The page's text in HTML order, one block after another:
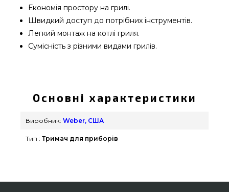
Економія простору на грилі.
Швидкий доступ до потрібних інструментів.
Легкий монтаж на котлі гриля.
Сумісність з різними видами грилів.
вартістю всего 879 грн. в інтернет каталозі
брендових грилів grillpoint.com.ua Вигідні
пропозиції на Інше в магазині GrillPoint. Напишіть
номером (098) 333-26-55 и мы допоможемо
Основні характеристики
Виробник: Weber, США
Тип : Тримач для приборів